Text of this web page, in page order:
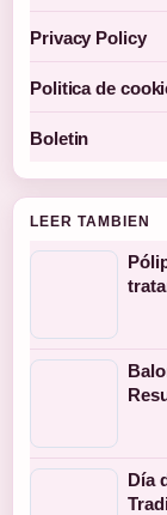
Privacy Policy
Politica de
Boletin
LEER TAMBIEN
Día